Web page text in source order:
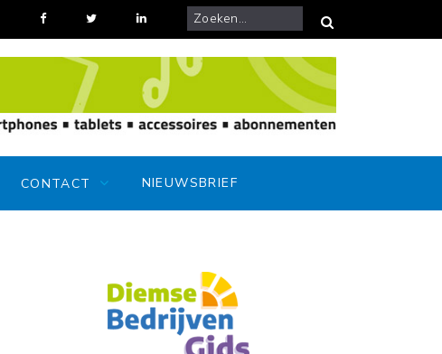
Feestelijke kermiskoopzondag bij Gilsing Herenmode
CONTACT NIEUWSBRIEF